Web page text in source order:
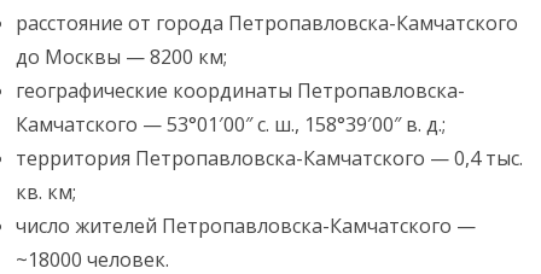
расстояние от города Петропавловска-Камчатского
до Москвы — 8200 км;
географические координаты Петропавловска-
Камчатского — 53°01′00″ с. ш., 158°39′00″ в. д.;
территория Петропавловска-Камчатского — 0,4 тыс.
кв. км;
число жителей Петропавловска-Камчатского —
~18000 человек.